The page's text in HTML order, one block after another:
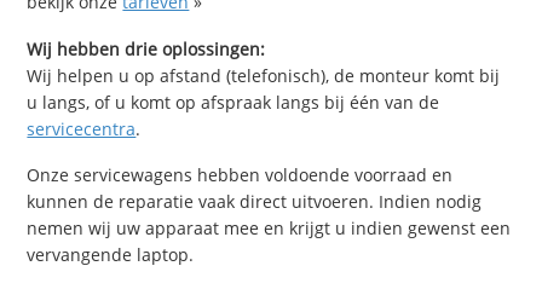
Wij hebben drie oplossingen:
Wij helpen u op afstand (telefonisch), de monteur komt bij
u langs, of u komt op afspraak langs bij één van de
servicecentra.
Onze servicewagens hebben voldoende voorraad en
kunnen de reparatie vaak direct uitvoeren. Indien nodig
nemen wij uw apparaat mee en krijgt u indien gewenst een
vervangende laptop.